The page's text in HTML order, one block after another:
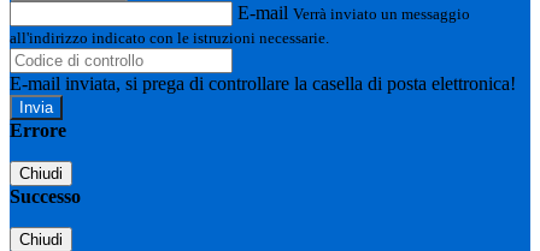
E-mail Verrà inviato un messaggio
all'indirizzo indicato con le istruzioni necessarie.
E-mail inviata, si prega di controllare la casella di posta elettronica!
Errore
Chiudi
Successo
Chiudi